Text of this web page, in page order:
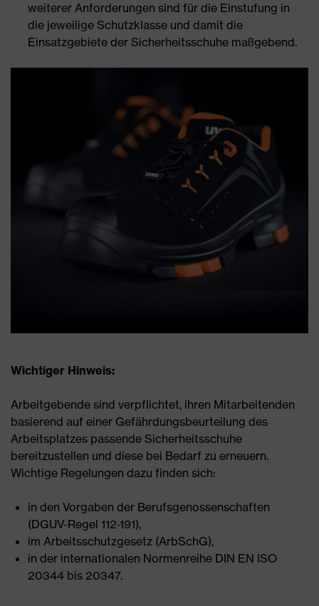
weiterer Anforderungen sind für die Einstufung in
die jeweilige Schutzklasse und damit die
Einsatzgebiete der Sicherheitsschuhe maßgebend.
Wichtiger Hinweis:
Arbeitgebende sind verpflichtet, ihren Mitarbeitenden
basierend auf einer Gefährdungsbeurteilung des
Arbeitsplatzes passende Sicherheitsschuhe
bereitzustellen und diese bei Bedarf zu erneuern.
Wichtige Regelungen dazu finden sich:
in den Vorgaben der Berufsgenossenschaften
(DGUV-Regel 112-191),
im Arbeitsschutzgesetz (ArbSchG),
in der internationalen Normenreihe DIN EN ISO
20344 bis 20347.